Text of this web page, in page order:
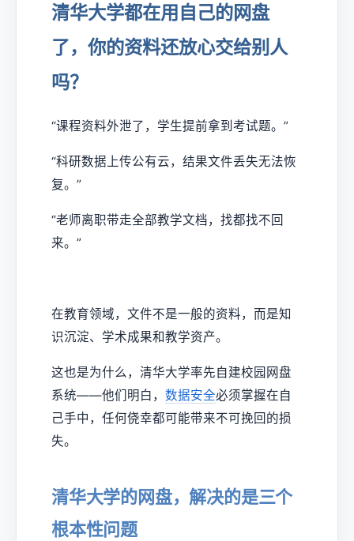
清华大学都在用自己的网盘
了，你的资料还放心交给别人
吗？
“课程资料外泄了，学生提前拿到考试题。”
“科研数据上传公有云，结果文件丢失无法恢
复。”
“老师离职带走全部教学文档，找都找不回
来。”
在教育领域，文件不是一般的资料，而是知
识沉淀、学术成果和教学资产。
这也是为什么，清华大学率先自建校园网盘
系统——他们明白， 数据安全必须掌握在自
己手中，任何侥幸都可能带来不可挽回的损
失。
清华大学的网盘，解决的是三个
根本性问题